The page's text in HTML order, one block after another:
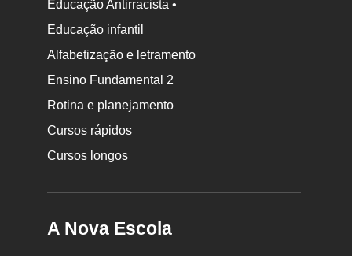
Educação Antirracista •
Educação infantil
Alfabetização e letramento
Ensino Fundamental 2
Rotina e planejamento
Cursos rápidos
Cursos longos
A Nova Escola